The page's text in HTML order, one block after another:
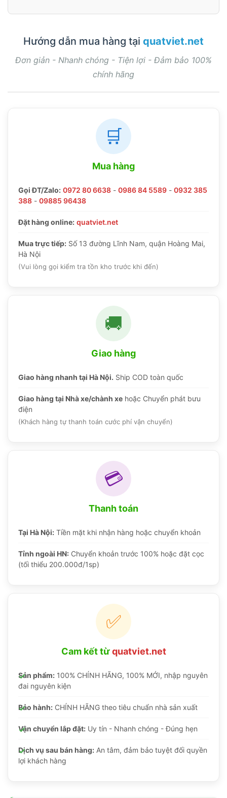
Hướng dẫn mua hàng tại quatviet.net
Đơn giản - Nhanh chóng - Tiện lợi - Đảm bảo 100%
chính hãng
🛒
Mua hàng
Gọi ĐT/Zalo: 0972 80 6638 - 0986 84 5589 - 0932 385
388 - 09885 96438
Đặt hàng online: quatviet.net
Mua trực tiếp: Số 13 đường Lĩnh Nam, quận Hoàng Mai,
Hà Nội
(Vui lòng gọi kiểm tra tồn kho trước khi đến)
🚚
Giao hàng
Giao hàng nhanh tại Hà Nội. Ship COD toàn quốc
Giao hàng tại Nhà xe/chành xe hoặc Chuyển phát bưu
điện
(Khách hàng tự thanh toán cước phí vận chuyển)
💳
Thanh toán
Tại Hà Nội: Tiền mặt khi nhận hàng hoặc chuyển khoản
Tỉnh ngoài HN: Chuyển khoản trước 100% hoặc đặt cọc
(tối thiểu 200.000đ/1sp)
✅
Cam kết từquatviet.net
Sản phẩm: 100% CHÍNH HÃNG, 100% MỚI, nhập nguyên
đai nguyên kiện
Bảo hành: CHÍNH HÃNG theo tiêu chuẩn nhà sản xuất
Vận chuyển lắp đặt: Uy tín - Nhanh chóng - Đúng hẹn
Dịch vụ sau bán hàng: An tâm, đảm bảo tuyệt đối quyền
lợi khách hàng